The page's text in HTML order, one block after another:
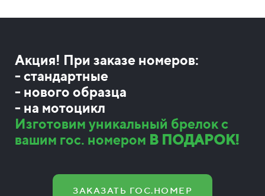
Акция! При заказе номеров:
- стандартные
- нового образца
- на мотоцикл
Изготовим уникальный брелок с
вашим гос. номером В ПОДАРОК!
ЗАКАЗАТЬ ГОС.НОМЕР